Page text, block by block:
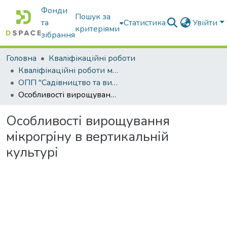
Фонди
та
зібрання
Пошук за
критеріями
Статистика Увійти
Головна
Кваліфікаційні роботи
Кваліфікаційні роботи магістрів
ОПП "Садівництво та виноградарство"
Особливості вирощування мікрогріну в вертикальній культурі
Особливості вирощування
мікрогріну в вертикальній
культурі